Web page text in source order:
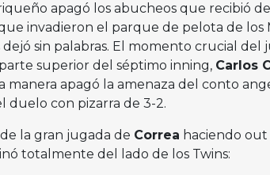
apagó los abucheos que recibió
invadieron el parque de pelota de los
sin palabras. El momento crucial del
superior del séptimo inning, Carlos
manera apagó la amenaza del conto
con pizarra de 3-2.
la gran jugada de Correa haciendo out
totalmente del lado de los Twins: